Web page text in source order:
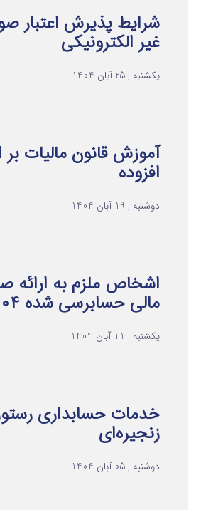
شرایط پذیرش اعتبار
غیر الکترونیکی
یکشنبه , 25 آبان 1404
آموزش قانون مالیات
افزوده
دوشنبه , 19 آبان 1404
اشخاص ملزم به ارائه
مالی حسابرسی شده ۱۴۰۴
یکشنبه , 11 آبان 1404
خدمات حسابداری
زنجیره‌ای
دوشنبه , 05 آبان 1404